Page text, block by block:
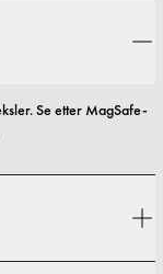
Se etter MagSafe-